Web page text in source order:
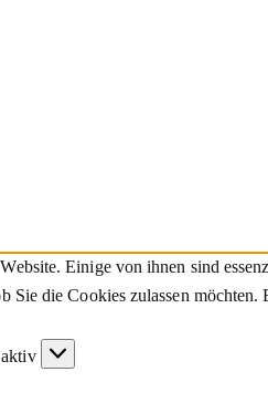
Einige von ihnen sind
Sie die Cookies zulassen